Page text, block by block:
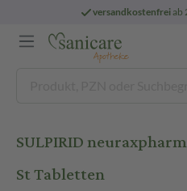
versandkostenfreiab
SULPIRID
St Tabletten